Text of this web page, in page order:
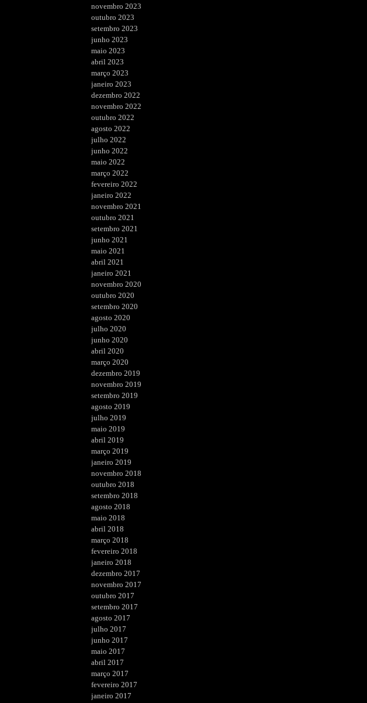
novembro 2023
outubro 2023
setembro 2023
junho 2023
maio 2023
abril 2023
março 2023
janeiro 2023
dezembro 2022
novembro 2022
outubro 2022
agosto 2022
julho 2022
junho 2022
maio 2022
março 2022
fevereiro 2022
janeiro 2022
novembro 2021
outubro 2021
setembro 2021
junho 2021
maio 2021
abril 2021
janeiro 2021
novembro 2020
outubro 2020
setembro 2020
agosto 2020
julho 2020
junho 2020
abril 2020
março 2020
dezembro 2019
novembro 2019
setembro 2019
agosto 2019
julho 2019
maio 2019
abril 2019
março 2019
janeiro 2019
novembro 2018
outubro 2018
setembro 2018
agosto 2018
maio 2018
abril 2018
março 2018
fevereiro 2018
janeiro 2018
dezembro 2017
novembro 2017
outubro 2017
setembro 2017
agosto 2017
julho 2017
junho 2017
maio 2017
abril 2017
março 2017
fevereiro 2017
janeiro 2017